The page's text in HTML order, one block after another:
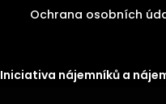
Ochrana osobních
Iniciativa nájemníků a